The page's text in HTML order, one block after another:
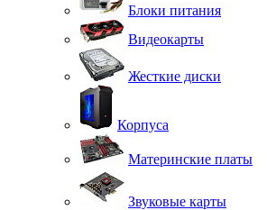
Блоки питания
Видеокарты
Жесткие диски
Корпуса
Материнские платы
Звуковые карты